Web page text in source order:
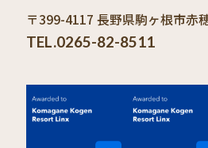
〒399-4117 長野県駒ヶ根市赤
TEL.0265-82-8511